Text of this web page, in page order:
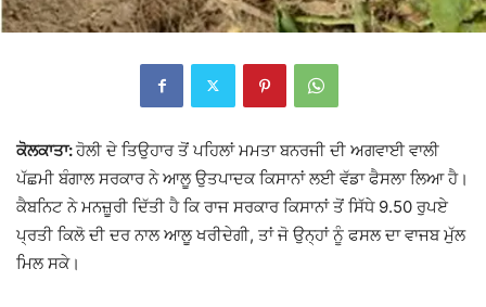
ਕੋਲਕਾਤਾ:ਹੋਲੀ ਦੇ ਤਿਉਹਾਰ ਤੋਂ ਪਹਿਲਾਂਮਮਤਾ ਬਨਰਜੀ ਦੀ ਅਗਵਾਈ ਵਾਲੀ
ਪੱਛਮੀ ਬੰਗਾਲ ਸਰਕਾਰ ਨੇ ਆਲੂ ਉਤਪਾਦਕ ਕਿਸਾਨਾਂ ਲਈ ਵੱਡਾ ਫੈਸਲਾ ਲਿਆ ਹੈ।
ਕੈਬਨਿਟ ਨੇ ਮਨਜ਼ੂਰੀ ਦਿੱਤੀ ਹੈ ਕਿ ਰਾਜ ਸਰਕਾਰ ਕਿਸਾਨਾਂ ਤੋਂ ਸਿੱਧੇ 9.50 ਰੁਪਏ
ਪ੍ਰਤੀ ਕਿਲੋ ਦੀ ਦਰ ਨਾਲ ਆਲੂ ਖਰੀਦੇਗੀ, ਤਾਂ ਜੋ ਉਨ੍ਹਾਂ ਨੂੰ ਫਸਲ ਦਾ ਵਾਜਬ ਮੁੱਲ
ਮਿਲ ਸਕੇ।